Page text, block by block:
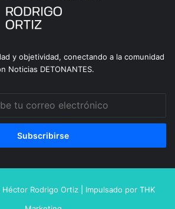
y objetividad, conectando a la comunidad
Noticias DETONANTES.
Héctor Rodrigo Ortiz | Impulsado por THK